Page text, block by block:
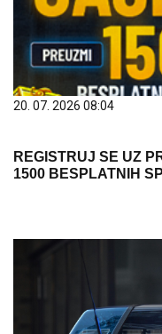
20. 07. 2026 08:04
REGISTRUJ SE UZ
1500 BESPLATNIH